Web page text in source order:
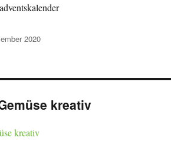
2020
kreativ